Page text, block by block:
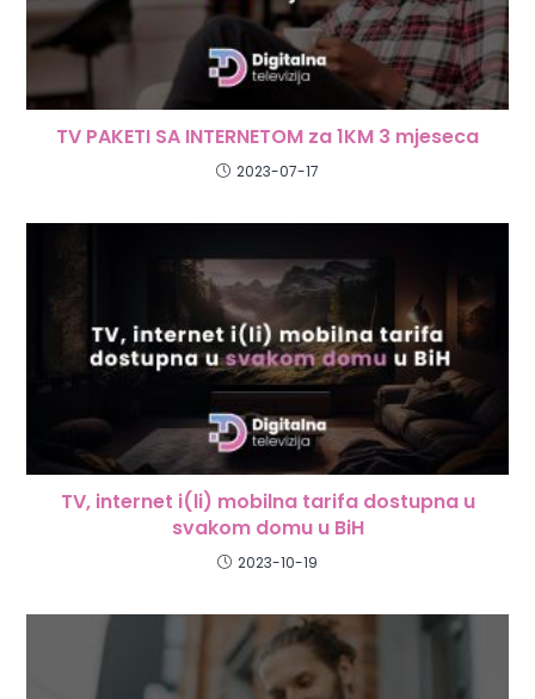
TV PAKETI SA INTERNETOM za 1KM 3 mjeseca
2023-07-17
TV, internet i(li) mobilna tarifa dostupna u
svakom domu u BiH
2023-10-19